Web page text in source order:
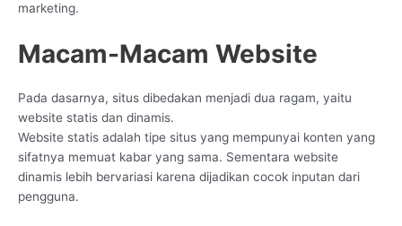
marketing.
Macam-Macam Website
Pada dasarnya, situs dibedakan menjadi dua ragam, yaitu
website statis dan dinamis.
Website statis adalah tipe situs yang mempunyai konten yang
sifatnya memuat kabar yang sama. Sementara website
dinamis lebih bervariasi karena dijadikan cocok inputan dari
pengguna.